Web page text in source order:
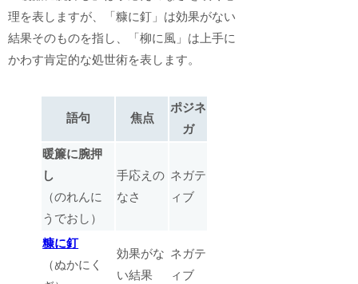
理を表しますが、「糠に釘」は効果がない
結果そのものを指し、「柳に風」は上手に
かわす肯定的な処世術を表します。
語句 焦点
ポジネ
ガ
暖簾に腕押
し
（のれんに
うでおし）
手応えの
なさ
ネガテ
ィブ
糠に釘
（ぬかにく
効果がな
い結果
ネガテ
ィブ